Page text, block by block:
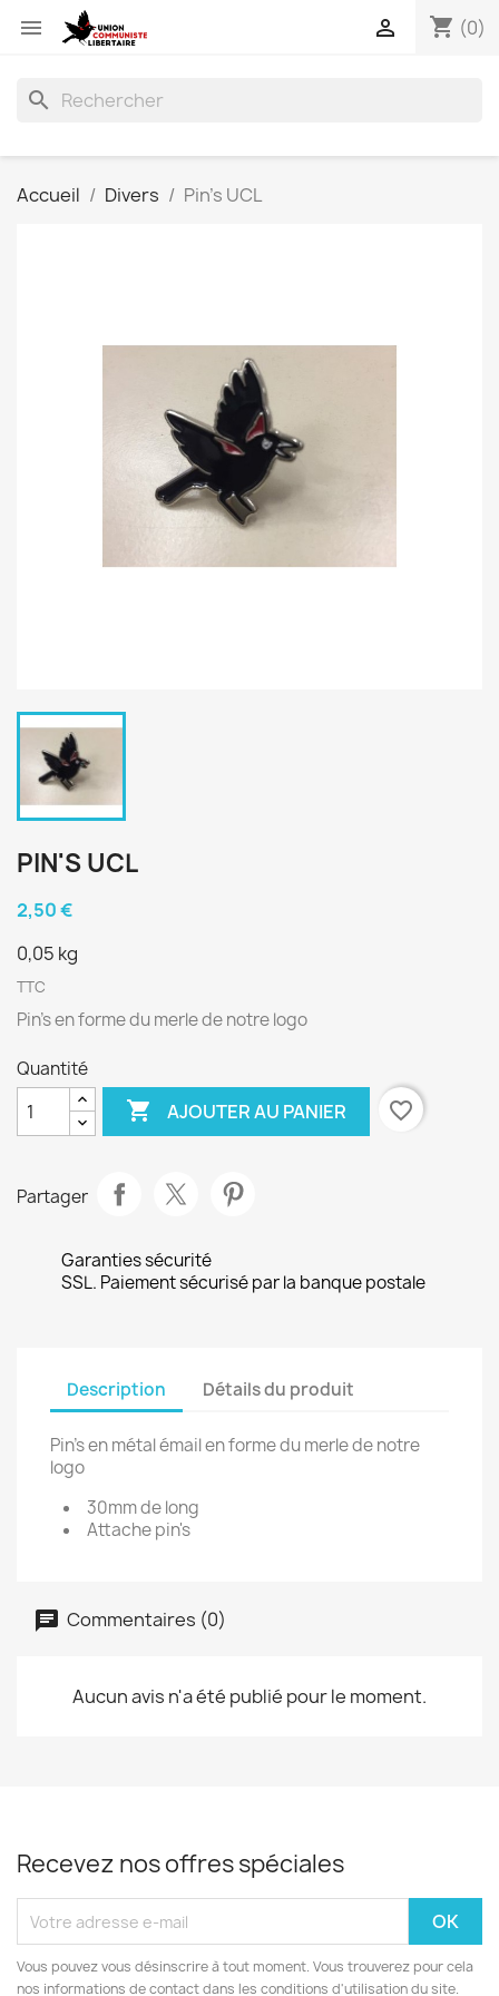
 shopping_cart (0)

search
Accueil Divers Pin's UCL
PIN'S UCL
2,50 €
0,05 kg
TTC
Pin's en forme du merle de notre logo
Quantité
 AJOUTER AU PANIER favorite_border
Partager
Garanties sécurité
SSL. Paiement sécurisé par la banque postale
Description Détails du produit
Pin's en métal émail en forme du merle de notre
logo
30mm de long
Attache pin's
Commentaires (0)
Aucun avis n'a été publié pour le moment.
Recevez nos offres spéciales
Vous pouvez vous désinscrire à tout moment. Vous trouverez pour cela
nos informations de contact dans les conditions d'utilisation du site.